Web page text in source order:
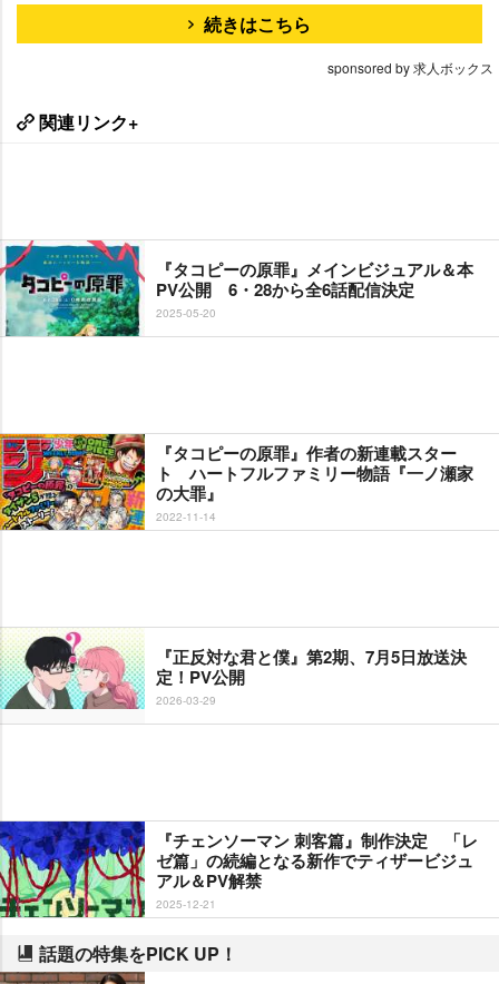
続きはこちら
sponsored by 求人ボックス
関連リンク+
『タコピーの原罪』メインビジュアル＆本
PV公開 6・28から全6話配信決定
2025-05-20
『タコピーの原罪』作者の新連載スター
ト ハートフルファミリー物語『一ノ瀬家
の大罪』
2022-11-14
『正反対な君と僕』第2期、7月5日放送決
定！PV公開
2026-03-29
『チェンソーマン 刺客篇』制作決定 「レ
ゼ篇」の続編となる新作でティザービジュ
アル＆PV解禁
2025-12-21
話題の特集をPICK UP！